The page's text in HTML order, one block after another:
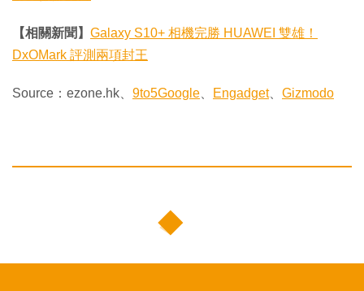
【相關新聞】 Galaxy S10+ 相機完勝 HUAWEI 雙雄！
DxOMark 評測兩項封王
Source：ezone.hk、 9to5Google Engadget、 Gizmodo